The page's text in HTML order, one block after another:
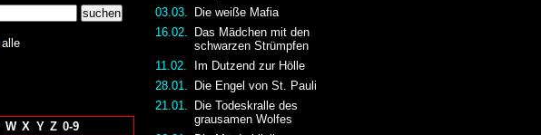
03.03.
Die weiße Mafia
16.02.
Das Mädchen mit den
schwarzen Strümpfen
11.02.
Im Dutzend zur Hölle
28.01.
Die Engel von St. Pauli
21.01.
Die Todeskralle des
grausamen Wolfes
alle
W X Y Z 0-9